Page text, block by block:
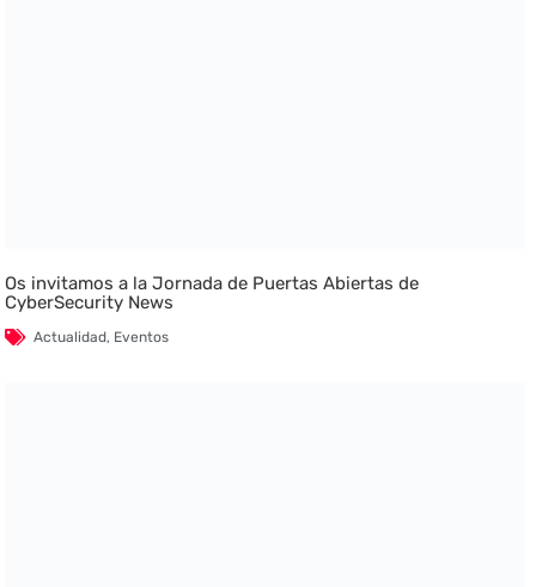
Os invitamos a la Jornada de Puertas Abiertas de
CyberSecurity News
Actualidad, Eventos